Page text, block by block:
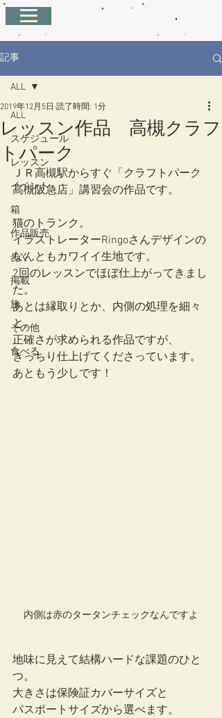
記事
ALL
スケジュール
レッスン
イベント
箱
作品販売
歩く
掲載
旅
その他
食べる
ALL
レッスン作品 高槻クラフ
トパーク
2019年12月5日 読了時間: 1分
ＪＲ高槻駅からすぐ「クラフトパーク
高槻阪急店」講習会の作品です。
猫のトランク。
イラストレーターRingoさんデザインの
なんともカワイイ生地です。
2回のレッスンでほぼ仕上がってきまし
た。
あとは縁取りとか、内側の処理を細々
と。
正確さが求められる作品ですが、
きっちり仕上げてくださっています。
あともう少しです！
内側は赤のタータンチェックなんですよ
地味に見えて結構ハードな課題のひと
つ。
大きさは保険証カバーサイズと
パスポートサイズから選べます。